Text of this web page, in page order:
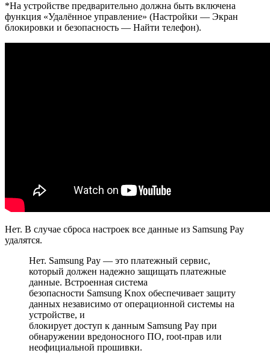
*На устройстве предварительно должна быть включена
функция «Удалённое управление» (Настройки — Экран
блокировки и безопасность — Найти телефон).
Нет. В случае сброса настроек все данные из Samsung Pay
удалятся.
Нет. Samsung Pay — это платежный сервис,
который должен надежно защищать платежные
данные. Встроенная система
безопасности Samsung Knox обеспечивает защиту
данных независимо от операционной системы на
устройстве, и
блокирует доступ к данным Samsung Pay при
обнаружении вредоносного ПО, root-прав или
неофициальной прошивки.